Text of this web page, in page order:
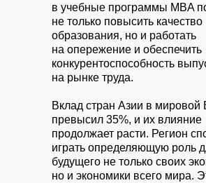
в учебные программы MBA
не только повысить качество
образования, но и работать
на опережение и обеспечить
конкурентоспособность
на рынке труда.
Вклад стран Азии в
превысил 35%, и их влияние
продолжает расти. Регион
играть определяющую роль
будущего не только своих
но и экономики всего мира.